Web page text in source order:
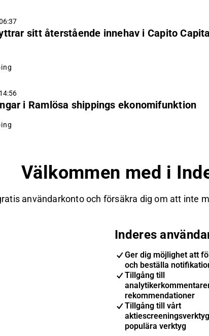
sitt återstående innehav i Capito
i Ramlösa shippings ekonomifunktion
Välkommen med i
användarkonto och försäkra dig om att inte
Inderes
Ger dig möjlighet att
och beställa
Tillgång till
rekommendationer
Tillgång till vårt
populära verktyg